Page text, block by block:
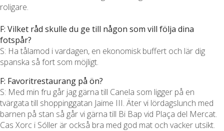
roligare.
F: Vilket råd skulle du ge till någon som vill följa dina
fotspår?
S: Ha tålamod i vardagen, en ekonomisk buffert och lär dig
spanska så fort som möjligt.
F: Favoritrestaurang på ön?
S: Med min fru går jag gärna till Canela som ligger på en
tvärgata till shoppinggatan Jaime III. Äter vi lördagslunch med
barnen på stan så går vi gärna till Bi Bap vid Plaça del Mercat.
Cas Xorc i Sóller är också bra med god mat och vacker utsikt.